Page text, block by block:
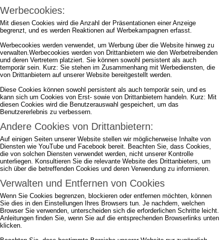
Werbecookies:
Mit diesen Cookies wird die Anzahl der Präsentationen einer Anzeige
begrenzt, und es werden Reaktionen auf Werbekampagnen erfasst.
Werbecookies werden verwendet, um Werbung über die Website hinweg zu
verwalten.Werbecookies werden von Drittanbietern wie den Werbetreibenden
und deren Vertretern platziert. Sie können sowohl persistent als auch
temporär sein. Kurz: Sie stehen im Zusammenhang mit Werbediensten, die
von Drittanbietern auf unserer Website bereitgestellt werden.
Diese Cookies können sowohl persistent als auch temporär sein, und es
kann sich um Cookies von Erst- sowie von Drittanbietern handeln. Kurz: Mit
diesen Cookies wird die Benutzerauswahl gespeichert, um das
Benutzererlebnis zu verbessern.
Andere Cookies von Drittanbietern:
Auf einigen Seiten unserer Website stellen wir möglicherweise Inhalte von
Diensten wie YouTube und Facebook bereit. Beachten Sie, dass Cookies,
die von solchen Diensten verwendet werden, nicht unserer Kontrolle
unterliegen. Konsultieren Sie die relevante Website des Drittanbieters, um
sich über die betreffenden Cookies und deren Verwendung zu informieren.
Verwalten und Entfernen von Cookies
Wenn Sie Cookies begrenzen, blockieren oder entfernen möchten, können
Sie dies in den Einstellungen Ihres Browsers tun. Je nachdem, welchen
Browser Sie verwenden, unterscheiden sich die erforderlichen Schritte leicht.
Anleitungen finden Sie, wenn Sie auf die entsprechenden Browserlinks unten
klicken.